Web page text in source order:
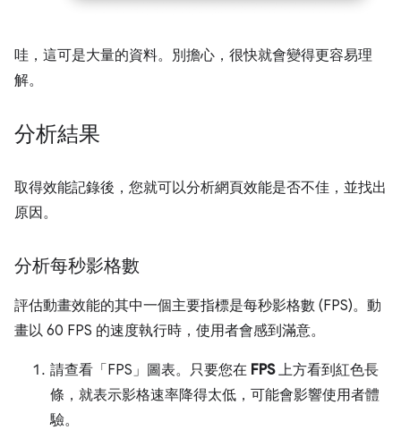
哇，這可是大量的資料。別擔心，很快就會變得更容易理
解。
分析結果
取得效能記錄後，您就可以分析網頁效能是否不佳，並找出
原因。
分析每秒影格數
評估動畫效能的其中一個主要指標是每秒影格數 (FPS)。動
畫以 60 FPS 的速度執行時，使用者會感到滿意。
請查看「FPS」 圖表。只要您在 FPS上方看到紅色長
條，就表示影格速率降得太低，可能會影響使用者體
驗。